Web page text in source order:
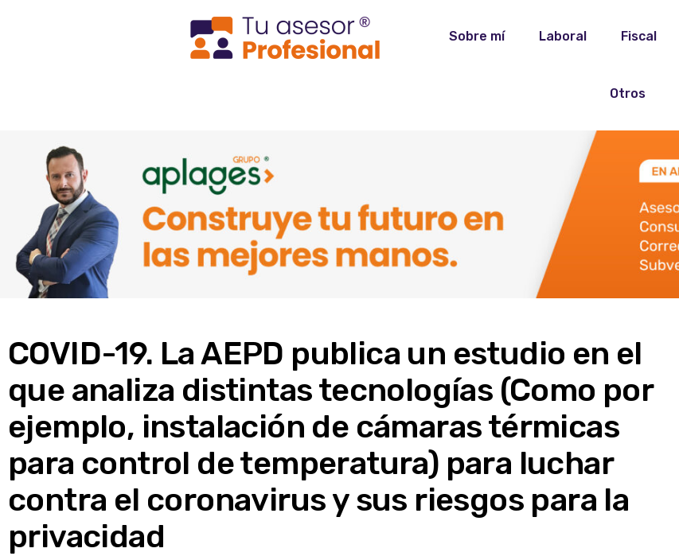
Sobre mí Laboral Fiscal
Otros
COVID-19. La AEPD publica un estudio en el
que analiza distintas tecnologías (Como por
ejemplo, instalación de cámaras térmicas
para control de temperatura) para luchar
contra el coronavirus y sus riesgos para la
privacidad